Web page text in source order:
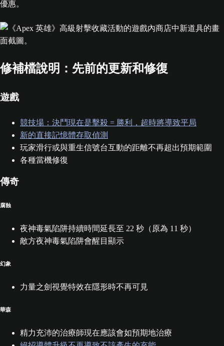
優惠。
修補檔說明：先前的更新和修復
遊戲
競技場：決鬥現在是擊殺 = 勝利，超時將導致平局
新的直接記憶體存取偵測
玩家滑行或與重生信號台互動的距離不再超出預期範圍
各種當機修復
傳奇
腐蝕
夜神毒氣陷阱持續時間延長至 22 秒（原為 11 秒）
敵方夜神毒氣陷阱會醒目顯示
幻象
力量之劍視覺特效在隱形時不再可見
華森
精力充沛的治療師現在應該會如預期地治療